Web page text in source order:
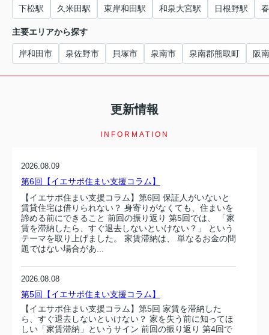
下松駅 久米田駅 東岸和田駅 和泉大宮駅 日根野駅
主要エリアから探す
岸和田市 泉佐野市 貝塚市 泉南市 泉南郡熊取町 阪
更新情報
INFORMATION
2026.08.09
第6回【イエサポ住まい支援コラム】
【イエサポ住まい支援コラム】第6回 保証人がいないと
賃貸住宅は借りられない？ 身寄りがなくても、住まいを
諦める前にできること 前回の振り返り 第5回では、 「家
賃を滞納したら、すぐ退去しないといけない？」 という
テーマを取り上げました。 家賃滞納は、 単なるお金の問
題ではない場合があ...
2026.08.08
第5回【イエサポ住まい支援コラム】
【イエサポ住まい支援コラム】第5回 家賃を滞納した
ら、すぐ退去しないといけない？ 家を失う前に知ってほ
しい「家賃滞納」というサイン 前回の振り返り 第4回で